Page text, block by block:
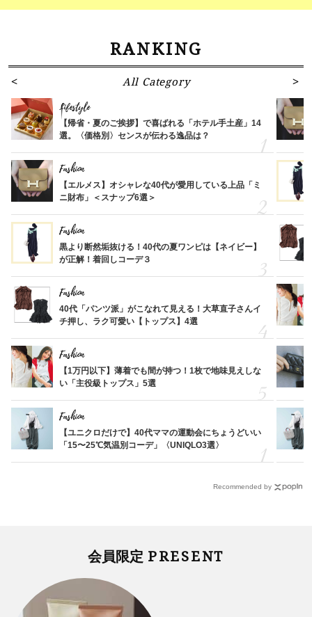
RANKING
All Category
Lifestyle
【帰省・夏のご挨拶】で喜ばれる「ホテル手土産」14
選。〈価格別〉センスが伝わる逸品は？
Fashion
【エルメス】オシャレな40代が愛用している上品「ミ
ニ財布」＜スナップ6選＞
Fashion
黒より断然垢抜ける！40代の夏ワンピは【ネイビー】
が正解！着回しコーデ３
Fashion
40代「パンツ派」がこなれて見える！大草直子さんイ
チ押し、ラク可愛い【トップス】4選
Fashion
【1万円以下】薄着でも間が持つ！1枚で地味見えしな
い「主役級トップス」5選
Fashion
【ユニクロだけで】40代ママの運動会にちょうどいい
「15〜25℃気温別コーデ」〈UNIQLO3選〉
Recommended by
会員限定 PRESENT